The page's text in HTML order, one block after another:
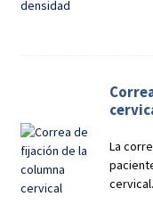
La
cervical.